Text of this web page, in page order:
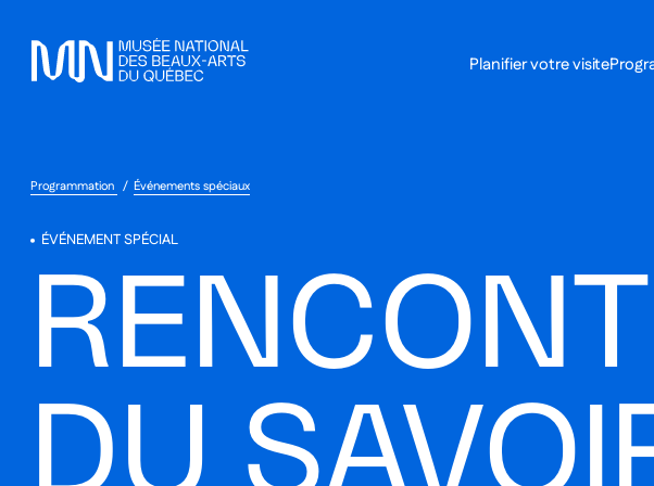
Planifier votre visite
Programmation Événements spéciaux
ÉVÉNEMENT SPÉCIAL
DU